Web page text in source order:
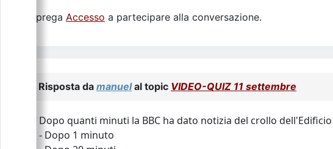
Si prega Accesso a partecipare alla conversazione.
Risposta da manuelal topic VIDEO-QUIZ 11 settembre
Dopo quanti minuti la BBC ha dato notizia del crollo dell'Edificio
- Dopo 1 minuto